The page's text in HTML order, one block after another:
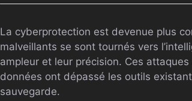
La cyberprotection est devenue plus
malveillants se sont tournés vers
ampleur et leur précision. Ces
données ont dépassé les outils
sauvegarde.